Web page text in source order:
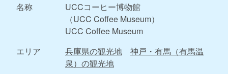
名称
UCCコーヒー博物館
（UCC Coffee Museum）
UCC Coffee Museum
エリア
兵庫県の観光地
神戸・有馬（有馬温
泉）の観光地